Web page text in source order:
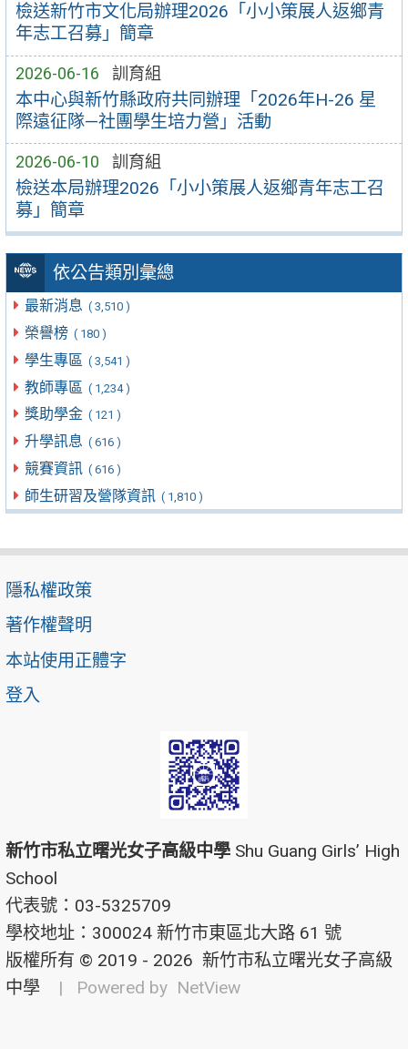
檢送新竹市文化局辦理2026「小小策展人返鄉青
年志工召募」簡章
2026-06-16 訓育組
本中心與新竹縣政府共同辦理「2026年H-26 星
際遠征隊—社團學生培力營」活動
2026-06-10 訓育組
檢送本局辦理2026「小小策展人返鄉青年志工召
募」簡章
依公告類別彙總
最新消息 ( 3,510 )
榮譽榜 ( 180 )
學生專區 ( 3,541 )
教師專區 ( 1,234 )
獎助學金 ( 121 )
升學訊息 ( 616 )
競賽資訊 ( 616 )
師生研習及營隊資訊 ( 1,810 )
隱私權政策
著作權聲明
本站使用正體字
登入
新竹市私立曙光女子高級中學 Shu Guang Girls’ High
School
代表號：03-5325709
學校地址：300024 新竹市東區北大路 61 號
版權所有 © 2019 - 2026 新竹市私立曙光女子高級
中學
| Powered by NetView